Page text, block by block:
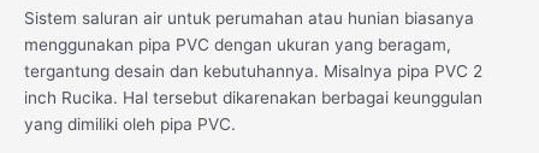
Sistem saluran air untuk perumahan atau hunian biasanya
menggunakan pipa PVC dengan ukuran yang beragam,
tergantung desain dan kebutuhannya. Misalnya pipa PVC 2
inch Rucika. Hal tersebut dikarenakan berbagai keunggulan
yang dimiliki oleh pipa PVC.